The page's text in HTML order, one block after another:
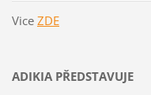
Vice ZDE
ADIKIA PŘEDSTAVUJE